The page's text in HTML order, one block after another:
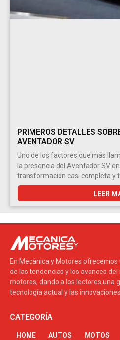
PRIMEROS DETALLES
AVENTADOR SV
Uno de los factores que más
la presencia del Aventador SV
transformación casi completa y
LEER
En Mecánica y Motores
de las tendencias y los avances
motores, dando a los lectores una
tecnología actual y las
CATEGORÍA
HOME AUTOS MOTOS